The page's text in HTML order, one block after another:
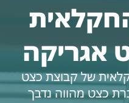
אגריקה
של קבוצת כצט
כצט מהווה נדבך